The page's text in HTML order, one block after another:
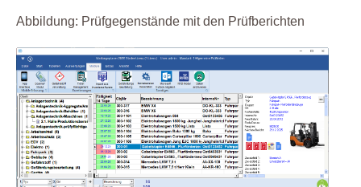
Abbildung: Prüfgegenstände mit den Prüfberichten